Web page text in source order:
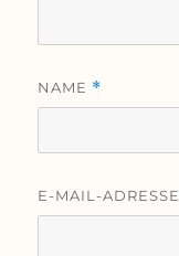
NAME *
E-MAIL-ADRESSE